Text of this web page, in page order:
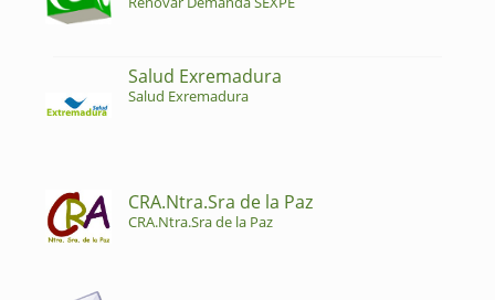
Salud Exremadura
Salud Exremadura
CRA.Ntra.Sra de la Paz
CRA.Ntra.Sra de la Paz